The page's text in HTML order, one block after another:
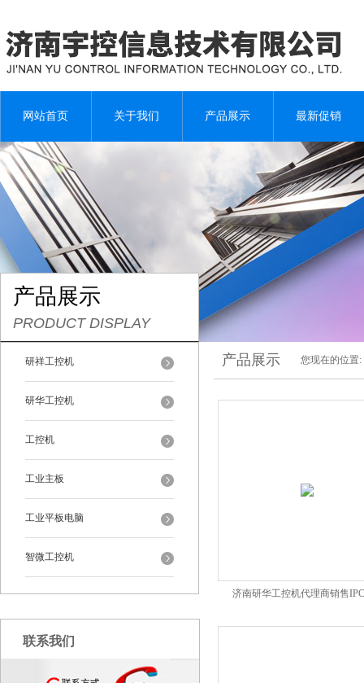
网站首页 关于我们 产品展示 最新促销
产品展示
PRODUCT DISPLAY
研祥工控机
研华工控机
工控机
工业主板
工业平板电脑
智微工控机
联系我们
产品展示 您现在的位置:
济南研华工控机代理商销售